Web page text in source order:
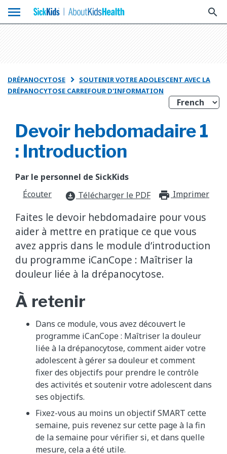
menu search
DRÉPANOCYTOSE  SOUTENIR VOTRE ADOLESCENT AVEC LA
DRÉPANOCYTOSE CARREFOUR D'INFORMATION
Devoir hebdomadaire 1
: Introduction
Par le personnel de SickKids
Écouter
download_for_offline Télécharger le PDF Imprimer
Faites le devoir hebdomadaire pour vous
aider à mettre en pratique ce que vous
avez appris dans le module d’introduction
du programme iCanCope : Maîtriser la
douleur liée à la drépanocytose.
À retenir
Dans ce module, vous avez découvert le
programme iCanCope : Maîtriser la douleur
liée à la drépanocytose, comment aider votre
adolescent à gérer sa douleur et comment
fixer des objectifs pour prendre le contrôle
des activités et soutenir votre adolescent dans
ses objectifs.
Fixez-vous au moins un objectif SMART cette
semaine, puis revenez sur cette page à la fin
de la semaine pour vérifier si, et dans quelle
mesure, cela a été utile.